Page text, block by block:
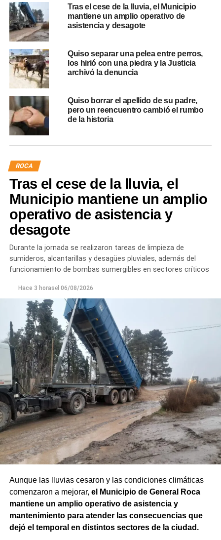
Tras el cese de la lluvia, el Municipio
mantiene un amplio operativo de
asistencia y desagote
Quiso separar una pelea entre perros,
los hirió con una piedra y la Justicia
archivó la denuncia
Quiso borrar el apellido de su padre,
pero un reencuentro cambió el rumbo
de la historia
ROCA
Tras el cese de la lluvia, el
Municipio mantiene un amplio
operativo de asistencia y
desagote
Durante la jornada se realizaron tareas de limpieza de
sumideros, alcantarillas y desagües pluviales, además del
funcionamiento de bombas sumergibles en sectores críticos
Hace 3 horasel 06/08/2026
Aunque las lluvias cesaron y las condiciones climáticas
comenzaron a mejorar, el Municipio de General Roca
mantiene un amplio operativo de asistencia y
mantenimiento para atender las consecuencias que
dejó el temporal en distintos sectores de la ciudad.